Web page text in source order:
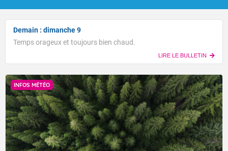
Demain : dimanche 9
Temps orageux et toujours bien chaud.
LIRE LE BULLETIN
INFOS MÉTÉO